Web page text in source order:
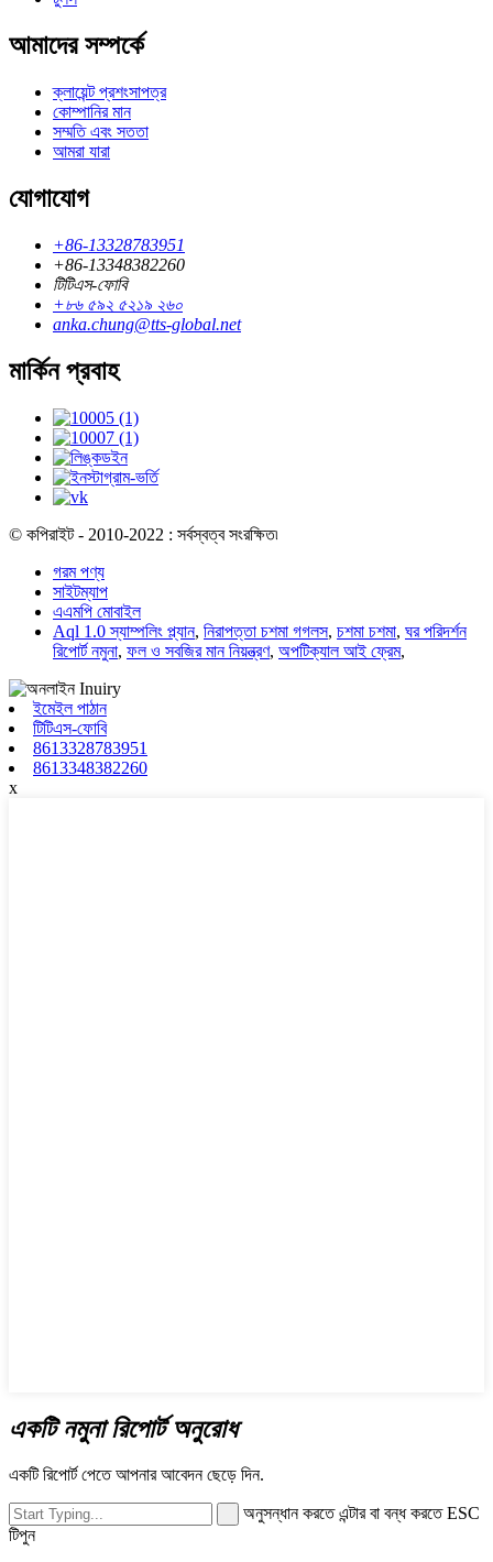
আমাদের সম্পর্কে
ক্লায়েন্ট প্রশংসাপত্র
কোম্পানির মান
সম্মতি এবং সততা
আমরা যারা
যোগাযোগ
+86-13328783951
+86-13348382260
টিটিএস-ফোবি
+৮৬ ৫৯২ ৫২১৯ ২৬০
anka.chung@tts-global.net
মার্কিন প্রবাহ
© কপিরাইট - 2010-2022 : সর্বস্বত্ব সংরক্ষিত৷
গরম পণ্য
সাইটম্যাপ
এএমপি মোবাইল
Aql 1.0 স্যাম্পলিং প্ল্যান, নিরাপত্তা চশমা গগলস, চশমা চশমা, ঘর পরিদর্শন
রিপোর্ট নমুনা, ফল ও সবজির মান নিয়ন্ত্রণ, অপটিক্যাল আই ফ্রেম,
ইমেইল পাঠান
টিটিএস-ফোবি
8613328783951
8613348382260
x
একটি নমুনা রিপোর্ট অনুরোধ
একটি রিপোর্ট পেতে আপনার আবেদন ছেড়ে দিন.
অনুসন্ধান করতে এন্টার বা বন্ধ করতে ESC
টিপুন